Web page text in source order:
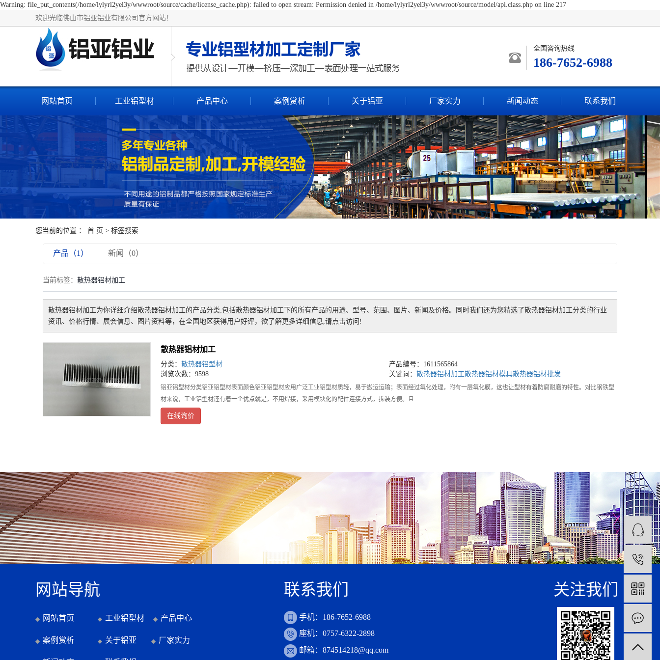
Warning: file_put_contents(/home/lylyrl2yel3y/wwwroot/source/cache/license_cache.php): failed to open stream: Permission denied in /home/lylyrl2yel3y/wwwroot/source/model/api.class.php on line 217
欢迎光临佛山市铝亚铝业有限公司官方网站！
全国咨询热线
186-7652-6988
网站首页 工业铝型材 产品中心 案例赏析 关于铝亚 厂家实力 新闻动态 联系我们
您当前的位置 ： 首 页 > 标签搜索
产品（1） 新闻（0）
当前标签： 散热器铝材加工
散热器铝材加工为你详细介绍散热器铝材加工的产品分类,包括散热器铝材加工 下的所有产品的用途、型号、范围、图片、新闻及价格。同时我们还为您精选了散热器铝材加工分类的行业
资讯、价格行情、展会信息、图片资料等，在全国地区获得用户好评，欲了解更多详细信息,请点击访问!
散热器铝材加工
分类： 散热器铝型材
产品编号：1611565864
浏览次数：9598
关键词： 散热器铝材加工散热器铝材模具散热器铝材批发
铝亚铝型材分类铝亚铝型材表面颜色铝亚铝型材应用广泛工业铝型材质轻，易于搬运运输；表面经过氧化处理，附有一层氧化膜，这也让型材有着防腐耐磨的特性。对比钢铁型
材来说，工业铝型材还有着一个优点就是，不用焊接，采用模块化的配件连接方式，拆装方便。且
在线询价
网站导航
网站首页 工业铝型材 产品中心
案例赏析 关于铝亚 厂家实力
联系我们
手机：186-7652-6988
座机：0757-6322-2898
邮箱：874514218@qq.com
关注我们